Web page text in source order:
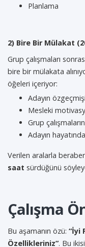
Planlama
2) Bire Bir Mülakat
Grup çalışmaları
bire bir mülakata
öğeleri içeriyor:
Adayın özgeçmişi
Mesleki
Grup
Adayın
Verilen aralarla
saat sürdüğünü
Çalışma
Bu aşamanın özü: “İyi
Özellikleriniz”. Bu